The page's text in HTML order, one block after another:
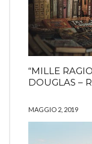
“MILLE
DOUGLAS –
MAGGIO 2, 2019